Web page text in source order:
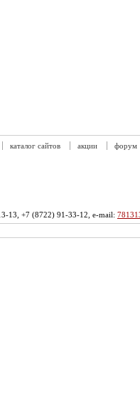
каталог сайтов акции форум
13, +7 (8722) 91-33-12, e-mail: